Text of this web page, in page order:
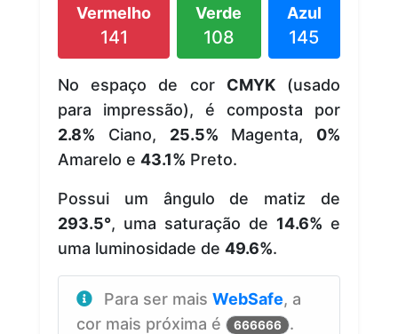
Vermelho
141
Verde
108
Azul
145
No espaço de cor CMYK(usado
para impressão), é composta por
2.8% Ciano, 25.5% Magenta, 0%
Amarelo e 43.1% Preto.
Possui um ângulo de matiz de
293.5°, uma saturação de 14.6% e
uma luminosidade de 49.6%.
Para ser mais WebSafe, a
cor mais próxima é
666666 .